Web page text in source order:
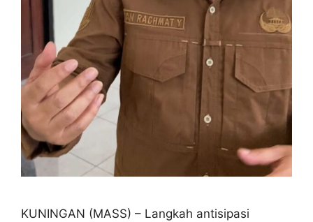
KUNINGAN (MASS) – Langkah antisipasi